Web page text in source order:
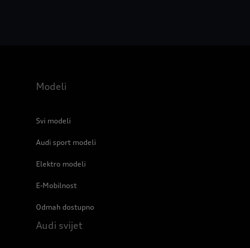
Modeli
Svi modeli
Audi sport modeli
Elektro modeli
E-Mobilnost
Odmah dostupno
Audi svijet